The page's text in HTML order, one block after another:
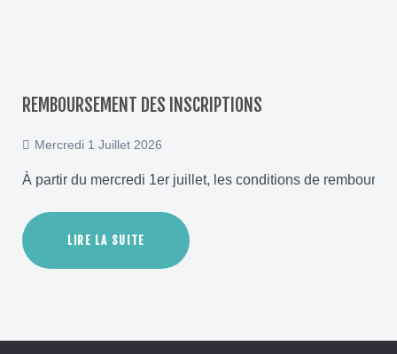
REMBOURSEMENT DES INSCRIPTIONS
Mercredi 1 Juillet 2026
À partir du mercredi 1er juillet, les conditions de
LIRE LA SUITE